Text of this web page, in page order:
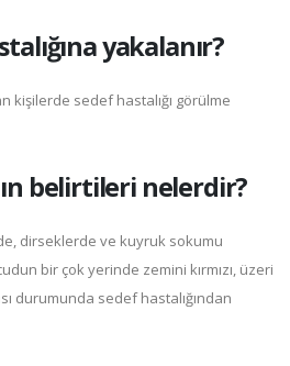
yakalanır?
kişilerde sedef hastalığı görülme
belirtileri nelerdir?
dirseklerde ve kuyruk sokumu
bir çok yerinde zemini kırmızı, üzeri
durumunda sedef hastalığından